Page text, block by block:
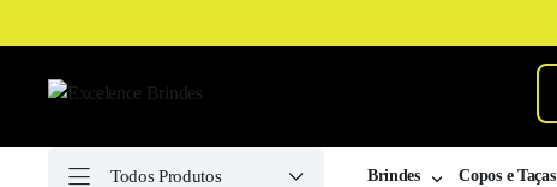
Todos Produtos Brindes Copos e Taças